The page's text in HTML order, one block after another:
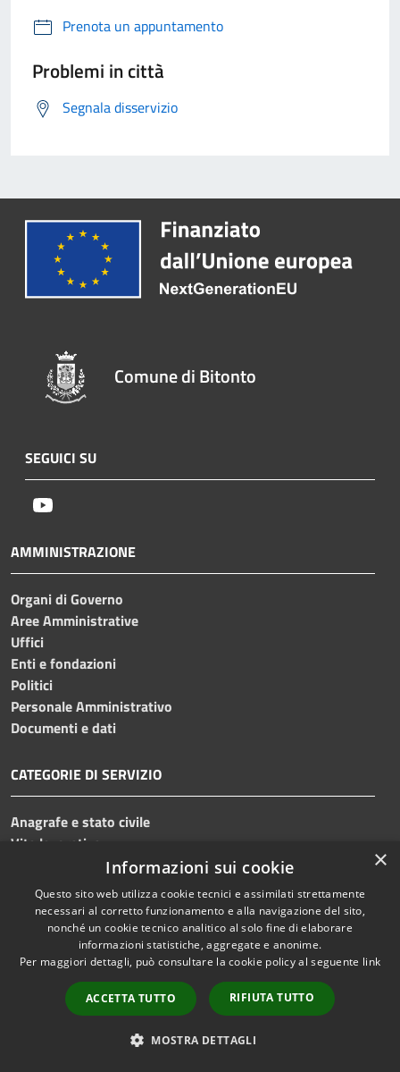
Prenota un appuntamento
Problemi in città
Segnala disservizio
Comune di Bitonto
SEGUICI SU
AMMINISTRAZIONE
Organi di Governo
Aree Amministrative
Uffici
Enti e fondazioni
Politici
Personale Amministrativo
Documenti e dati
CATEGORIE DI SERVIZIO
Anagrafe e stato civile
Vita lavorativa
Imprese e Commercio
Catasto e urbanistica
Mobilità e trasporti
Educazione e formazione
Giustizia e sicurezza pubblica
Tributi, finanze e contravvenzioni
×
Informazioni sui cookie
Questo sito web utilizza cookie tecnici e assimilati strettamente
necessari al corretto funzionamento e alla navigazione del sito,
nonché un cookie tecnico analitico al solo fine di elaborare
informazioni statistiche, aggregate e anonime.
Per maggiori dettagli, può consultare la cookie policy al seguente link
ACCETTA TUTTO RIFIUTA TUTTO
MOSTRA DETTAGLI